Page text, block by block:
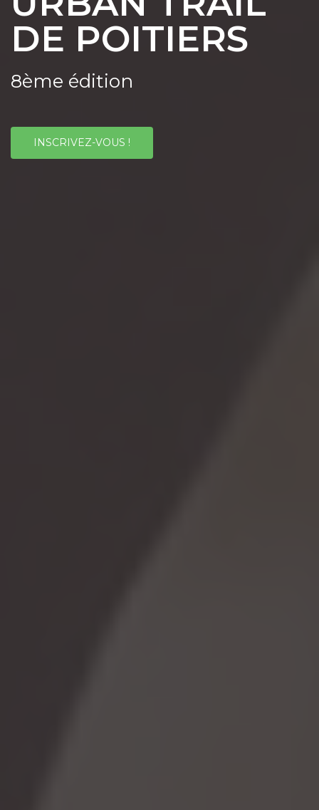
DE POITIERS
8ème édition
INSCRIVEZ-VOUS !